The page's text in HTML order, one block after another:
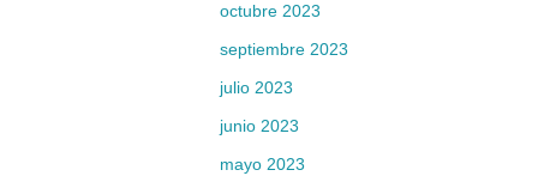
octubre 2023
septiembre 2023
julio 2023
junio 2023
mayo 2023